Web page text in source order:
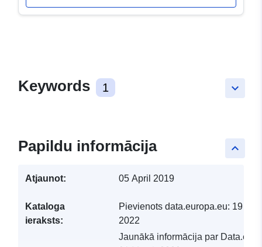
keyboard_arrow_down
Keywords 1
keyboard_arrow_up
Papildu informācija
Atjaunot: 05 April 2019
Kataloga
ieraksts:
Pievienots data.europa.eu: 19
2022
Jaunākā informācija par